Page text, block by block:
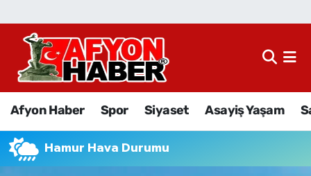
Afyon Haber Spor Siyaset Asayiş Yaşam
Hamur Hava Durumu
Afyon Haber
Asayiş Yaşam